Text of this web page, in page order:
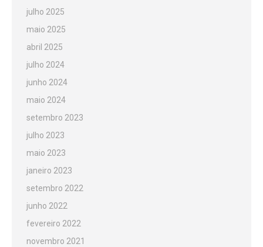
julho 2025
maio 2025
abril 2025
julho 2024
junho 2024
maio 2024
setembro 2023
julho 2023
maio 2023
janeiro 2023
setembro 2022
junho 2022
fevereiro 2022
novembro 2021